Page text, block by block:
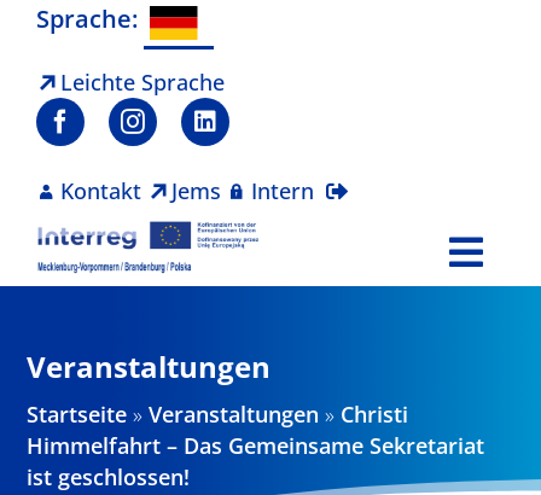
Zum
springen
Sprache:
Leichte Sprache
Kontakt Jems Intern
Projekte
Aktuelles
Veranstaltungen
Startseite »Veranstaltungen » Christi
Himmelfahrt – Das Gemeinsame Sekretariat
ist geschlossen!